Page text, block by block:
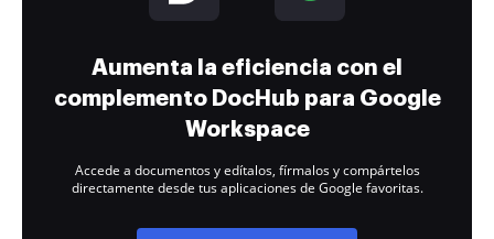
Aumenta la eficiencia con el
complemento DocHub para Google
Workspace
Accede a documentos y edítalos, fírmalos y compártelos
directamente desde tus aplicaciones de Google favoritas.